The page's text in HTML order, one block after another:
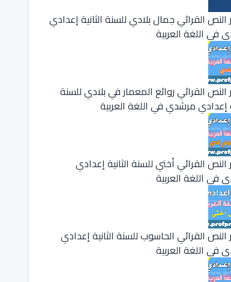
النص القرائي جمال بلادي للسنة الثانية إعدادي
في اللغة العربية
النص القرائي روائع المعمار في بلادي للسنة
إعدادي مرشدي في اللغة العربية
النص القرائي أختي للسنة الثانية إعدادي
في اللغة العربية
النص القرائي الحاسوب للسنة الثانية إعدادي
في اللغة العربية